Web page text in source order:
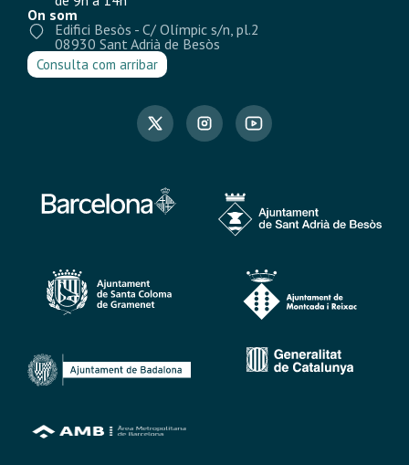
On som
Edifici Besòs - C/ Olímpic s/n, pl.2
08930 Sant Adrià de Besòs
Consulta com arribar